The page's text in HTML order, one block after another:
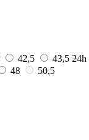
42,5 43,5 24h
48
50,5